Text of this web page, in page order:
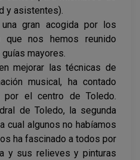
y asistentes).
gran acogida por los
nos hemos reunido
mayores.
mejorar las técnicas de
musical, ha contado
por el centro de Toledo.
de Toledo, la segunda
cual algunos no habíamos
ha fascinado a todos por
y sus relieves y pinturas